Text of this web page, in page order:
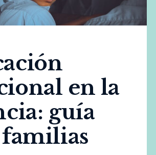
en la
guía